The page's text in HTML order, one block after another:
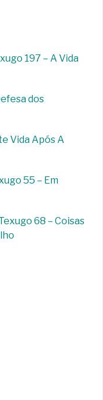
197 – A Vida
dos
Vida Após A
55 – Em
68 – Coisas